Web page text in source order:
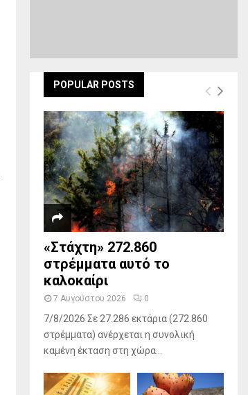
POPULAR POSTS
«Στάχτη» 272.860
στρέμματα αυτό το
καλοκαίρι
7 Αυγούστου 2026 0
7/8/2026 Σε 27.286 εκτάρια (272.860
στρέμματα) ανέρχεται η συνολική
καμένη έκταση στη χώρα...